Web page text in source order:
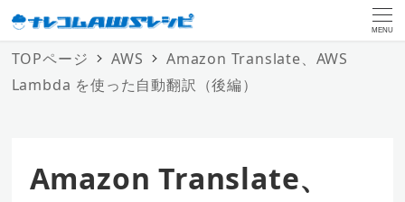
MENU
TOPページ AWS
Amazon Translate、AWS
Lambda を使った自動翻訳（後編）
Amazon Translate、